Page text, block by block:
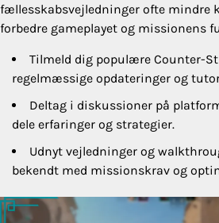
fællesskabsvejledninger ofte mindre
forbedre gameplayet og missionens
Tilmeld dig populære Counter-
regelmæssige opdateringer og
Deltag i diskussioner på
dele erfaringer og strategier.
Udnyt vejledninger og
bekendt med missionskrav og